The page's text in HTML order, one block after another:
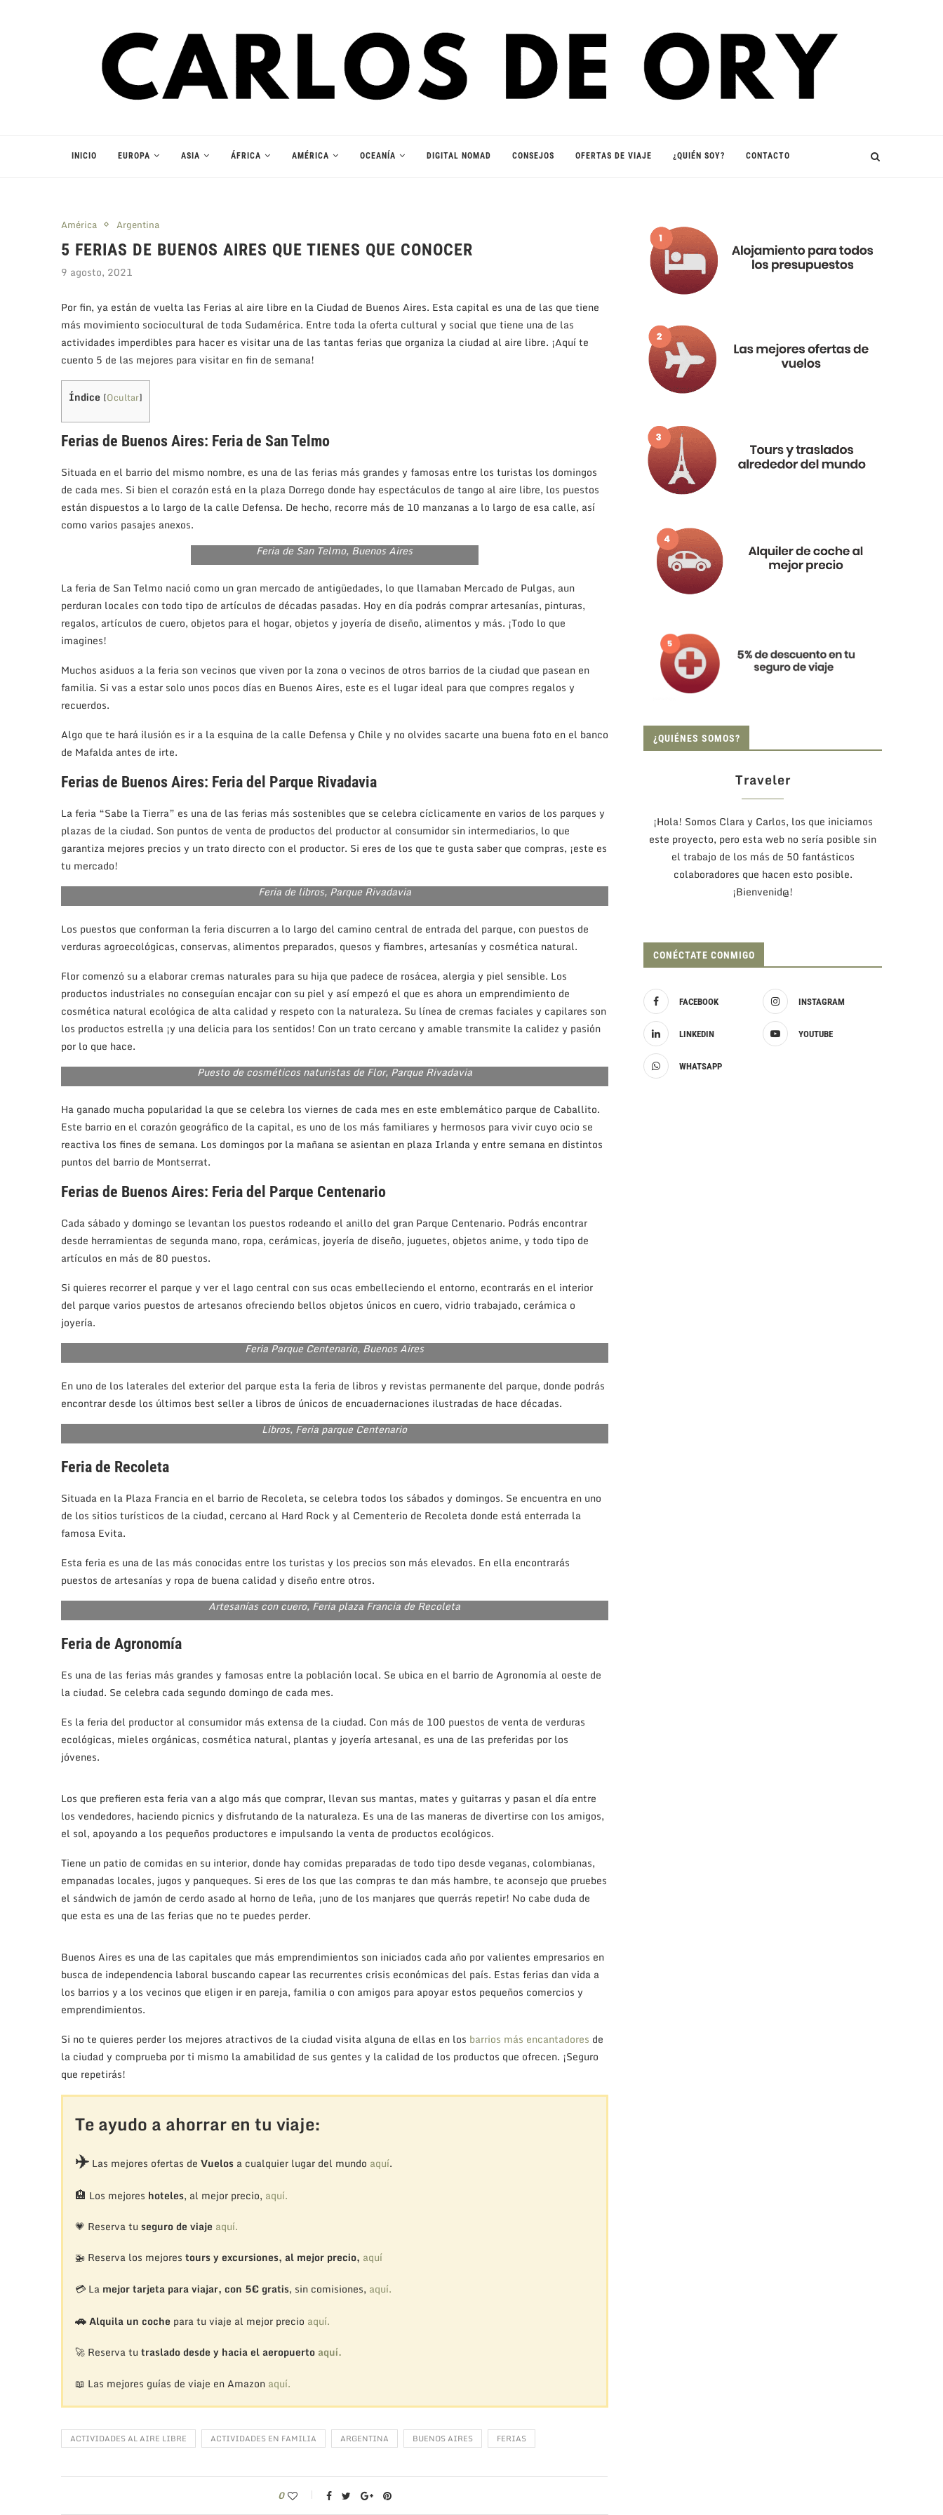
INICIO EUROPA ASIA ÁFRICA AMÉRICA OCEANÍA DIGITAL NOMAD CONSEJOS OFERTAS DE VIAJE ¿QUIÉN SOY? CONTACTO
América Argentina
5 FERIAS DE BUENOS AIRES QUE TIENES QUE CONOCER
9 agosto, 2021
Por fin, ya están de vuelta las Ferias al aire libre en la Ciudad de Buenos Aires. Esta capital es una de las que tiene
más movimiento sociocultural de toda Sudamérica. Entre toda la oferta cultural y social que tiene una de las
actividades imperdibles para hacer es visitar una de las tantas ferias que organiza la ciudad al aire libre. ¡Aquí te
cuento 5 de las mejores para visitar en fin de semana!
Índice [Ocultar]
Ferias de Buenos Aires: Feria de San Telmo
Situada en el barrio del mismo nombre, es una de las ferias más grandes y famosas entre los turistas los domingos
de cada mes. Si bien el corazón está en la plaza Dorrego donde hay espectáculos de tango al aire libre, los puestos
están dispuestos a lo largo de la calle Defensa. De hecho, recorre más de 10 manzanas a lo largo de esa calle, así
como varios pasajes anexos.
Feria de San Telmo, Buenos Aires
La feria de San Telmo nació como un gran mercado de antigüedades, lo que llamaban Mercado de Pulgas, aun
perduran locales con todo tipo de artículos de décadas pasadas. Hoy en día podrás comprar artesanías, pinturas,
regalos, artículos de cuero, objetos para el hogar, objetos y joyería de diseño, alimentos y más. ¡Todo lo que
imagines!
Muchos asiduos a la feria son vecinos que viven por la zona o vecinos de otros barrios de la ciudad que pasean en
familia. Si vas a estar solo unos pocos días en Buenos Aires, este es el lugar ideal para que compres regalos y
recuerdos.
Algo que te hará ilusión es ir a la esquina de la calle Defensa y Chile y no olvides sacarte una buena foto en el banco
de Mafalda antes de irte.
Ferias de Buenos Aires: Feria del Parque Rivadavia
La feria “Sabe la Tierra” es una de las ferias más sostenibles que se celebra cíclicamente en varios de los parques y
plazas de la ciudad. Son puntos de venta de productos del productor al consumidor sin intermediarios, lo que
garantiza mejores precios y un trato directo con el productor. Si eres de los que te gusta saber que compras, ¡este es
tu mercado!
Feria de libros, Parque Rivadavia
Los puestos que conforman la feria discurren a lo largo del camino central de entrada del parque, con puestos de
verduras agroecológicas, conservas, alimentos preparados, quesos y fiambres, artesanías y cosmética natural.
Flor comenzó su a elaborar cremas naturales para su hija que padece de rosácea, alergia y piel sensible. Los
productos industriales no conseguían encajar con su piel y así empezó el que es ahora un emprendimiento de
cosmética natural ecológica de alta calidad y respeto con la naturaleza. Su línea de cremas faciales y capilares son
los productos estrella ¡y una delicia para los sentidos! Con un trato cercano y amable transmite la calidez y pasión
por lo que hace.
Puesto de cosméticos naturistas de Flor, Parque Rivadavia
Ha ganado mucha popularidad la que se celebra los viernes de cada mes en este emblemático parque de Caballito.
Este barrio en el corazón geográfico de la capital, es uno de los más familiares y hermosos para vivir cuyo ocio se
reactiva los fines de semana. Los domingos por la mañana se asientan en plaza Irlanda y entre semana en distintos
puntos del barrio de Montserrat.
Ferias de Buenos Aires: Feria del Parque Centenario
Cada sábado y domingo se levantan los puestos rodeando el anillo del gran Parque Centenario. Podrás encontrar
desde herramientas de segunda mano, ropa, cerámicas, joyería de diseño, juguetes, objetos anime, y todo tipo de
artículos en más de 80 puestos.
Si quieres recorrer el parque y ver el lago central con sus ocas embelleciendo el entorno, econtrarás en el interior
del parque varios puestos de artesanos ofreciendo bellos objetos únicos en cuero, vidrio trabajado, cerámica o
joyería.
Feria Parque Centenario, Buenos Aires
En uno de los laterales del exterior del parque esta la feria de libros y revistas permanente del parque, donde podrás
encontrar desde los últimos best seller a libros de únicos de encuadernaciones ilustradas de hace décadas.
Libros, Feria parque Centenario
Feria de Recoleta
Situada en la Plaza Francia en el barrio de Recoleta, se celebra todos los sábados y domingos. Se encuentra en uno
de los sitios turísticos de la ciudad, cercano al Hard Rock y al Cementerio de Recoleta donde está enterrada la
famosa Evita.
Esta feria es una de las más conocidas entre los turistas y los precios son más elevados. En ella encontrarás
puestos de artesanías y ropa de buena calidad y diseño entre otros.
Artesanías con cuero, Feria plaza Francia de Recoleta
Feria de Agronomía
Es una de las ferias más grandes y famosas entre la población local. Se ubica en el barrio de Agronomía al oeste de
la ciudad. Se celebra cada segundo domingo de cada mes.
Es la feria del productor al consumidor más extensa de la ciudad. Con más de 100 puestos de venta de verduras
ecológicas, mieles orgánicas, cosmética natural, plantas y joyería artesanal, es una de las preferidas por los
jóvenes.
Los que prefieren esta feria van a algo más que comprar, llevan sus mantas, mates y guitarras y pasan el día entre
los vendedores, haciendo picnics y disfrutando de la naturaleza. Es una de las maneras de divertirse con los amigos,
el sol, apoyando a los pequeños productores e impulsando la venta de productos ecológicos.
Tiene un patio de comidas en su interior, donde hay comidas preparadas de todo tipo desde veganas, colombianas,
empanadas locales, jugos y panqueques. Si eres de los que las compras te dan más hambre, te aconsejo que pruebes
el sándwich de jamón de cerdo asado al horno de leña, ¡uno de los manjares que querrás repetir! No cabe duda de
que esta es una de las ferias que no te puedes perder.
Buenos Aires es una de las capitales que más emprendimientos son iniciados cada año por valientes empresarios en
busca de independencia laboral buscando capear las recurrentes crisis económicas del país. Estas ferias dan vida a
los barrios y a los vecinos que eligen ir en pareja, familia o con amigos para apoyar estos pequeños comercios y
emprendimientos.
Si no te quieres perder los mejores atractivos de la ciudad visita alguna de ellas en los barrios más encantadores de
la ciudad y comprueba por ti mismo la amabilidad de sus gentes y la calidad de los productos que ofrecen. ¡Seguro
que repetirás!
Te ayudo a ahorrar en tu viaje:
✈️Las mejores ofertas de Vuelosa cualquier lugar del mundo aquí.
🏨 Los mejores hoteles, al mejor precio, aquí.
💗 Reserva tu seguro de viaje aquí.
🚁 Reserva los mejores tours y excursiones, al mejor precio, aquí
💳 La mejor tarjeta para viajar, con 5€ gratis, sin comisiones, aquí.
🚗Alquila un coche para tu viaje al mejor precio aquí.
🚀 Reserva tu traslado desde y hacia el aeropuerto aquí.
📖 Las mejores guías de viaje en Amazon aquí.
ACTIVIDADES AL AIRE LIBRE ACTIVIDADES EN FAMILIA ARGENTINA BUENOS AIRES FERIAS
0
¿QUIÉNES SOMOS?
Traveler
¡Hola! Somos Clara y Carlos, los que iniciamos
este proyecto, pero esta web no sería posible sin
el trabajo de los más de 50 fantásticos
colaboradores que hacen esto posible.
¡Bienvenid@!
CONÉCTATE CONMIGO
FACEBOOK INSTAGRAM
LINKEDIN YOUTUBE
WHATSAPP